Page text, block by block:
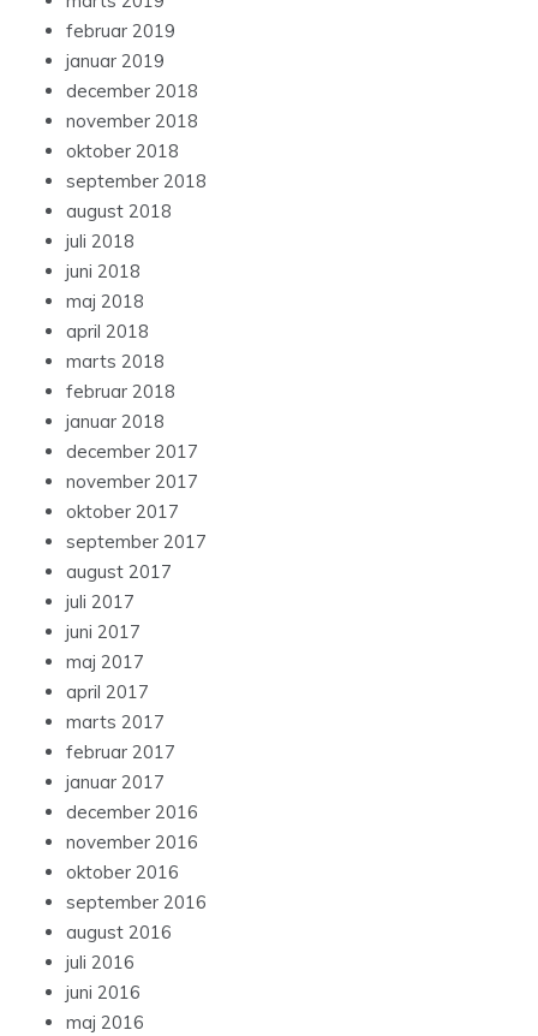
februar 2019
januar 2019
december 2018
november 2018
oktober 2018
september 2018
august 2018
juli 2018
juni 2018
maj 2018
april 2018
marts 2018
februar 2018
januar 2018
december 2017
november 2017
oktober 2017
september 2017
august 2017
juli 2017
juni 2017
maj 2017
april 2017
marts 2017
februar 2017
januar 2017
december 2016
november 2016
oktober 2016
september 2016
august 2016
juli 2016
juni 2016
maj 2016